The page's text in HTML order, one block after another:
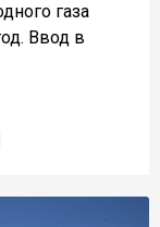
газа
Ввод в